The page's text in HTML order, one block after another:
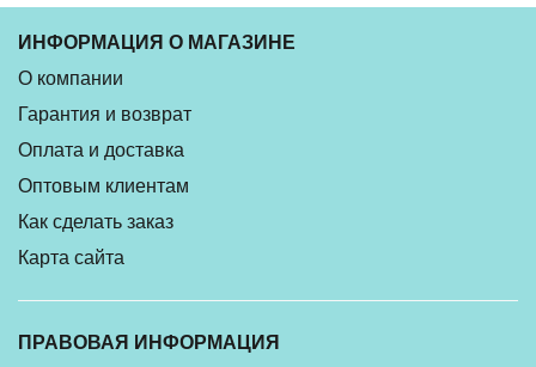
ИНФОРМАЦИЯ О МАГАЗИНЕ
О компании
Гарантия и возврат
Оплата и доставка
Оптовым клиентам
Как сделать заказ
Карта сайта
ПРАВОВАЯ ИНФОРМАЦИЯ